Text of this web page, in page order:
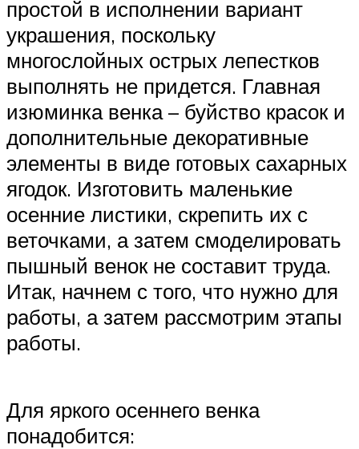
простой в исполнении вариант
украшения, поскольку
многослойных острых лепестков
выполнять не придется. Главная
изюминка венка – буйство красок и
дополнительные декоративные
элементы в виде готовых сахарных
ягодок. Изготовить маленькие
осенние листики, скрепить их с
веточками, а затем смоделировать
пышный венок не составит труда.
Итак, начнем с того, что нужно для
работы, а затем рассмотрим этапы
работы.
Для яркого осеннего венка
понадобится: